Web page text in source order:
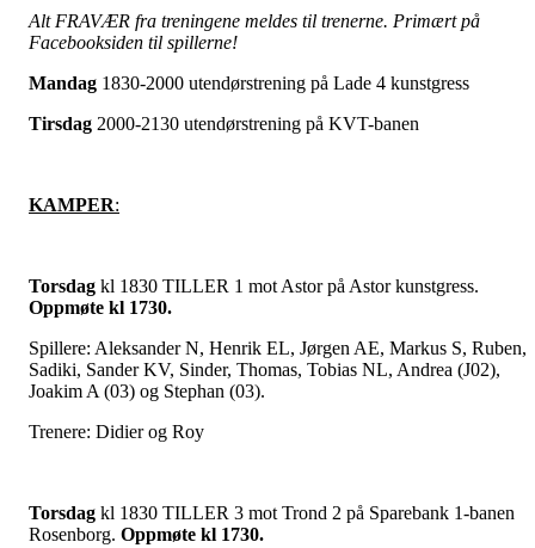
Alt FRAVÆR fra treningene meldes til trenerne. Primært på
Facebooksiden til spillerne!
Mandag 1830-2000 utendørstrening på Lade 4 kunstgress
Tirsdag 2000-2130 utendørstrening på KVT-banen
KAMPER:
Torsdag kl 1830 TILLER 1 mot Astor på Astor kunstgress.
Oppmøte kl 1730.
Spillere: Aleksander N, Henrik EL, Jørgen AE, Markus S, Ruben,
Sadiki, Sander KV, Sinder, Thomas, Tobias NL, Andrea (J02),
Joakim A (03) og Stephan (03).
Trenere: Didier og Roy
Torsdag kl 1830 TILLER 3 mot Trond 2 på Sparebank 1-banen
Rosenborg. Oppmøte kl 1730.